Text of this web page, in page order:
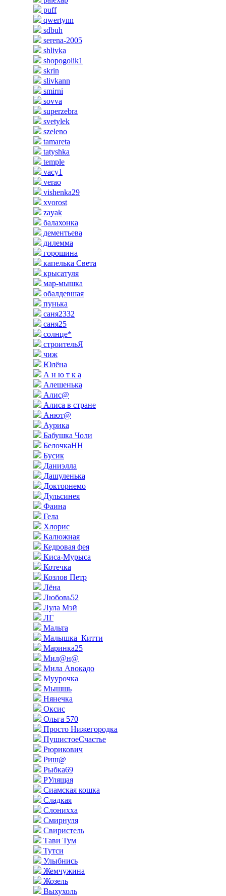
puff
qwertynn
sdbuh
serena-2005
shlivka
shopogolik1
skrin
slivkann
smirni
sovva
superzebra
svetylek
szeleno
tamareta
tatyshka
temple
vacy1
verao
vishenka29
xvorost
zayak
балахонка
дементьева
дилемма
горошина
капелька Света
крысатуля
мар-мышка
обалдевшая
пунька
саня2332
саня25
солнце*
строительЯ
чиж
Юлёна
А н ю т к а
Алешенька
Алис@
Алиса в стране
Анют@
Аурика
Бабушка Чоли
БелочкаНН
Бусик
Даниэлла
Дашуленька
Докторнемо
Дульсинея
Фаина
Гела
Хлорис
Калюжная
Кедровая фея
Киса-Мурыса
Котечка
Козлов Петр
Лёна
Любовь52
Лула Мэй
ЛГ
Мальта
Малышка_Китти
Маринка25
Мил@н@
Мила Авокадо
Муурочка
Мышшь
Нянечка
Оксис
Ольга 570
Просто Нижегородка
ПушистоеСчастье
Рюрикович
Риш@
Рыбка69
РУлящая
Сиамская кошка
Сладкая
Слонихха
Смирнуля
Свиристель
Тави Тум
Тутси
Улыбнись
Жемчужина
Жозель
Выхухоль